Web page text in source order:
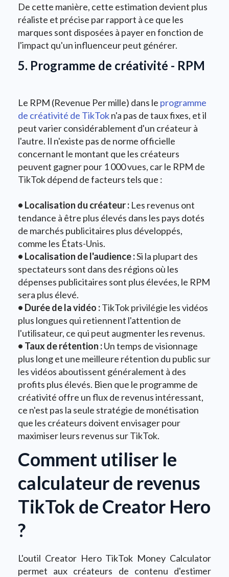
De cette manière, cette estimation devient plus
réaliste et précise par rapport à ce que les
marques sont disposées à payer en fonction de
l'impact qu'un influenceur peut générer.
5. Programme de créativité - RPM
Le RPM (Revenue Per mille) dans le programme
de créativité de TikTokn'a pas de taux fixes, et il
peut varier considérablement d'un créateur à
l'autre. Il n'existe pas de norme officielle
concernant le montant que les créateurs
peuvent gagner pour 1 000 vues, car le RPM de
TikTok dépend de facteurs tels que :
• Localisation du créateur : Les revenus ont
tendance à être plus élevés dans les pays dotés
de marchés publicitaires plus développés,
comme les États-Unis.
• Localisation de l'audience :Si la plupart des
spectateurs sont dans des régions où les
dépenses publicitaires sont plus élevées, le RPM
sera plus élevé.
• Durée de la vidéo :TikTok privilégie les vidéos
plus longues qui retiennent l'attention de
l'utilisateur, ce qui peut augmenter les revenus.
• Taux de rétention :Un temps de visionnage
plus long et une meilleure rétention du public sur
les vidéos aboutissent généralement à des
profits plus élevés. Bien que le programme de
créativité offre un flux de revenus intéressant,
ce n'est pas la seule stratégie de monétisation
que les créateurs doivent envisager pour
maximiser leurs revenus sur TikTok.
Comment utiliser le
calculateur de revenus
TikTok de Creator Hero
?
L'outil Creator Hero TikTok Money Calculator
permet aux créateurs de contenu d'estimer